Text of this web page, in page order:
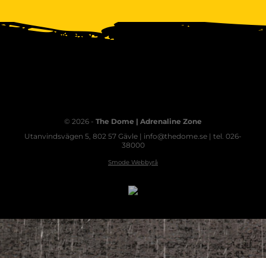
© 2026 - The Dome | Adrenaline Zone
Utanvindsvägen 5, 802 57 Gävle | info@thedome.se | tel. 026-
38000
Smode Webbyrå